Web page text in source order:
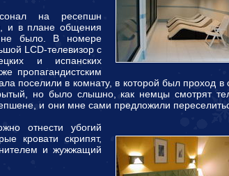
на ресепшн
и в плане общения
не было. В номере
LCD-телевизор с
и испанских
пропагандистским
поселили в комнату, в которой был проход в
но было слышно, как немцы смотрят
и они мне сами предложили
отнести убогий
кровати скрипят,
и жужжащий